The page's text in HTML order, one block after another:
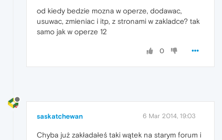
od kiedy bedzie mozna w operze, dodawac,
usuwac, zmieniac i itp, z stronami w zakladce? tak
samo jak w operze 12
0
saskatchewan 6 Mar 2014, 19:03
Chyba już zakładałeś taki wątek na starym forum i